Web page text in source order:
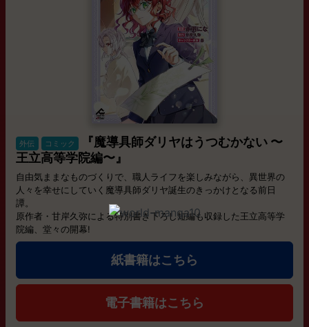
外伝 コミック
『魔導具師ダリヤはうつむかない 〜
王立高等学院編〜』
自由気ままなものづくりで、職人ライフを楽しみながら、異世界の
人々を幸せにしていく魔導具師ダリヤ誕生のきっかけとなる前日
譚。
原作者・甘岸久弥による特別書き下ろし短編も収録した王立高等学
院編、堂々の開幕!
紙書籍はこちら
電子書籍はこちら